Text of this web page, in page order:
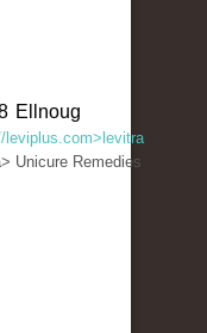
Ellnoug
leviplus.com>levitra
Unicure Remedies